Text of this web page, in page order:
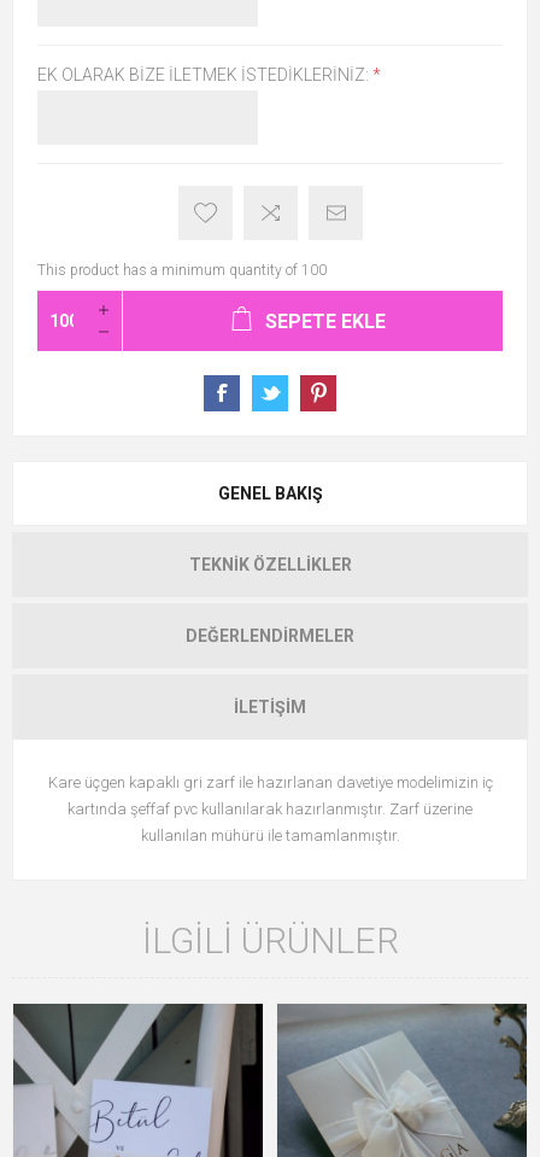
EK OLARAK BIZE İLETMEK İSTEDIKLERINIZ: *
This product has a minimum quantity of 100
SEPETE EKLE
GENEL BAKIŞ
TEKNIK ÖZELLIKLER
DEĞERLENDIRMELER
İLETIŞIM
Kare üçgen kapaklı gri zarf ile hazırlanan davetiye modelimizin iç
kartında şeffaf pvc kullanılarak hazırlanmıştır. Zarf üzerine
kullanılan mühürü ile tamamlanmıştır.
İLGILI ÜRÜNLER